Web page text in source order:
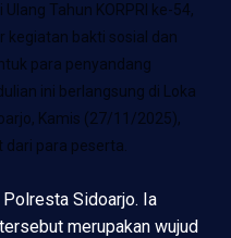
Tahun KORPRI ke-54,
kegiatan bakti sosial dan
para penyandang
ini berlangsung di Loka
Kamis (27/11/2025),
para peserta.
Sidoarjo. Ia
merupakan wujud